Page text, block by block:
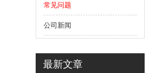
常见问题
公司新闻
最新文章